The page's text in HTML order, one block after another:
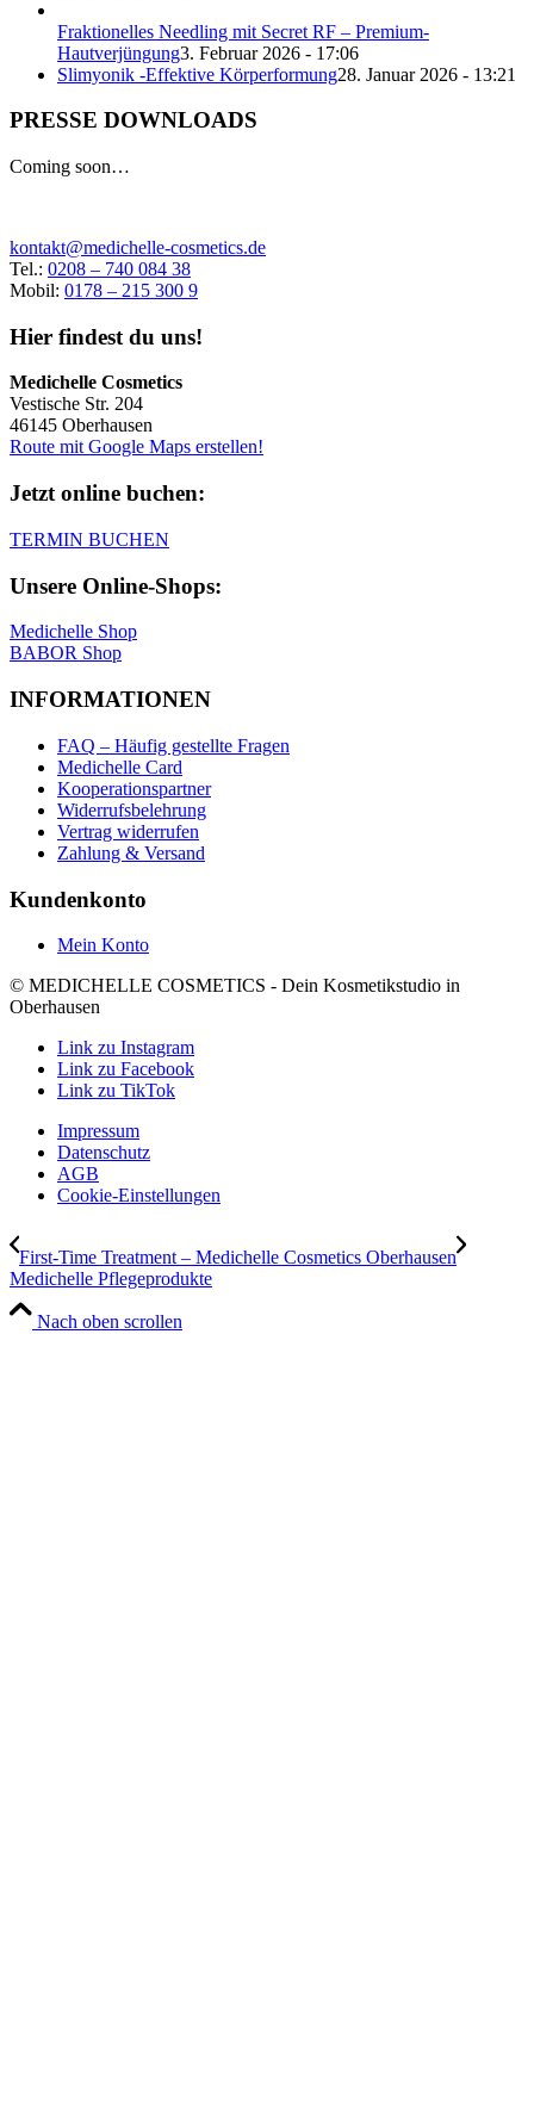
Fraktionelles Needling mit Secret RF – Premium-
Hautverjüngung3. Februar 2026 - 17:06
Slimyonik -Effektive Körperformung28. Januar 2026 - 13:21
PRESSE DOWNLOADS
Coming soon…
kontakt@medichelle-cosmetics.de
Tel.: 0208 – 740 084 38
Mobil: 0178 – 215 300 9
Hier findest du uns!
Medichelle Cosmetics
Vestische Str. 204
46145 Oberhausen
Route mit Google Maps erstellen!
Jetzt online buchen:
TERMIN BUCHEN
Unsere Online-Shops:
Medichelle Shop
BABOR Shop
INFORMATIONEN
FAQ – Häufig gestellte Fragen
Medichelle Card
Kooperationspartner
Widerrufsbelehrung
Vertrag widerrufen
Zahlung & Versand
Kundenkonto
Mein Konto
© MEDICHELLE COSMETICS - Dein Kosmetikstudio in
Oberhausen
Link zu Instagram
Link zu Facebook
Link zu TikTok
Impressum
Datenschutz
AGB
Cookie-Einstellungen
First-Time Treatment – Medichelle Cosmetics Oberhausen
Medichelle Pflegeprodukte
Nach oben scrollen